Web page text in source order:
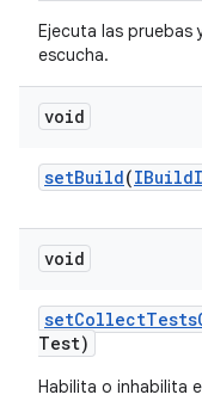
Ejecuta las pruebas
escucha.
void
setBuild(IBuild
void
setCollectTests
Test)
Habilita o inhabilita